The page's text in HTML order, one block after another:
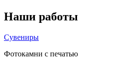
Наши работы
Сувениры
Фотокамни с печатью